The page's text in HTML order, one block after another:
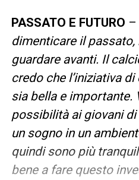
PASSATO E FUTURO –
dimenticare il
guardare avanti. Il
credo che l’iniziativa
sia bella e importante.
possibilità ai giovani di
un sogno in un
quindi sono più
bene a fare questo